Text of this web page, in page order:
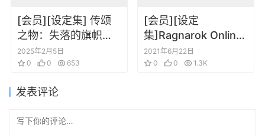
[会员][设定集] 传颂
之物：失落的旗帜
ARTWORKS Vol.3
2025年2月5日
0
0 653
[会员][设定
集]Ragnarok Online
II 仙境传说2 设定画集
2021年6月22日
0
0 1.3K
发表评论